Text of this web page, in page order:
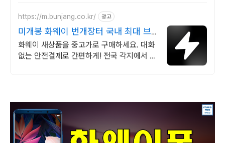
https://m.bunjang.co.kr/ 광고
미개봉 화웨이 번개장터 국내 최대 브
랜드 중고거래
화웨이 새상품을 중고가로 구매하세요. 대화
없는 안전결제로 간편하게! 전국 각지에서 올